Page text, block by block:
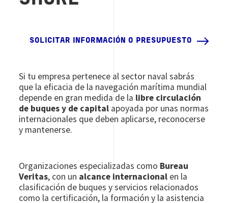
SOLICITAR INFORMACIÓN O PRESUPUESTO
Si tu empresa pertenece al sector naval sabrás
que la eficacia de la navegación marítima mundial
depende en gran medida de la libre circulación
de buques y de capital apoyada por unas normas
internacionales que deben aplicarse, reconocerse
y mantenerse.
Organizaciones especializadas como Bureau
Veritas, con un alcance internacional en la
clasificación de buques y servicios relacionados
como la certificación, la formación y la asistencia